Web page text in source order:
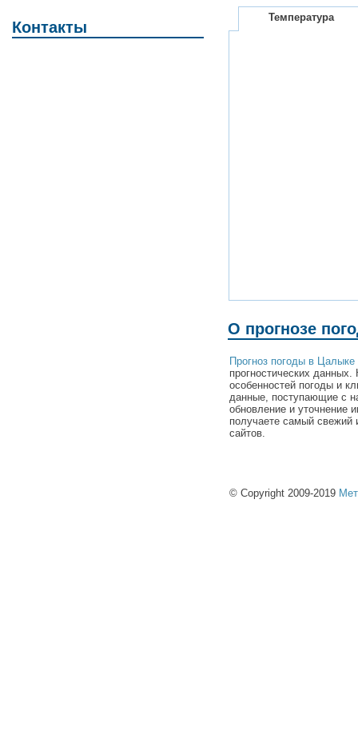
Контакты
Температура
О прогнозе
Прогноз погоды в Цалыке
прогностических
особенностей погоды и
данные, поступающие с
обновление и уточнение
получаете самый свежий
сайтов.
© Copyright 2009-2019